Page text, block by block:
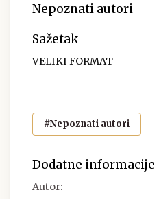
Nepoznati autori
Sažetak
VELIKI FORMAT
#Nepoznati autori
Dodatne informacije
Autor: